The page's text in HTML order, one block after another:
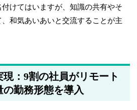
けてはいますが、知識の共有やそ
和気あいあいと交流することが主
：9割の社員がリモート
勤務形態を導入